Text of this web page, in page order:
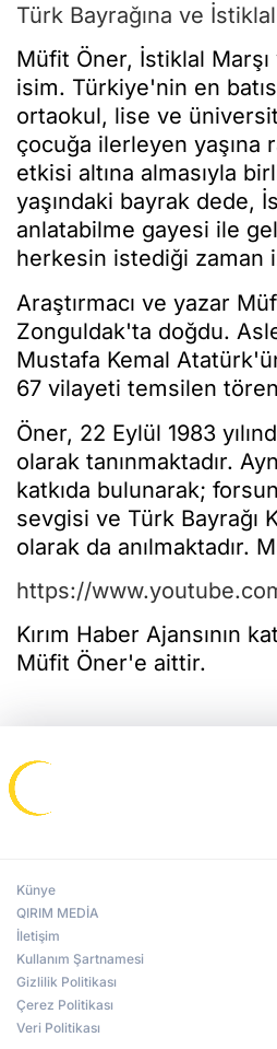
Türk Bayrağına ve
Müfit Öner, İstiklal
isim. Türkiye'nin en
ortaokul, lise ve
çocuğa ilerleyen yaşına
etkisi altına almasıyla
yaşındaki bayrak dede,
anlatabilme gayesi ile
herkesin istediği zaman
Araştırmacı ve yazar
Zonguldak'ta doğdu.
Mustafa Kemal
67 vilayeti temsilen
Öner, 22 Eylül 1983
olarak tanınmaktadır.
katkıda bulunarak;
sevgisi ve Türk Bayrağı
olarak da anılmaktadır.
https://
Kırım Haber Ajansının
Müfit Öner'e aittir.
Künye
QIRIM MEDİA
İletişim
Kullanım Şartnamesi
Gizlilik Politikası
Çerez Politikası
Veri Politikası